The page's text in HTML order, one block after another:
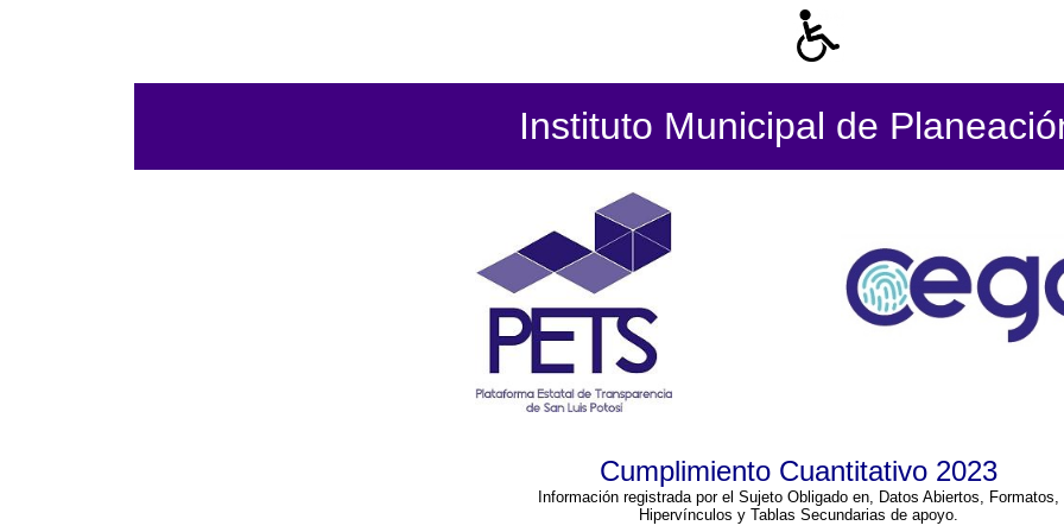
Instituto Municipal de
Cumplimiento Cuantitativo 2023
Información registrada por el Sujeto Obligado en, Datos Abiertos, Formatos,
Hipervínculos y Tablas Secundarias de apoyo.